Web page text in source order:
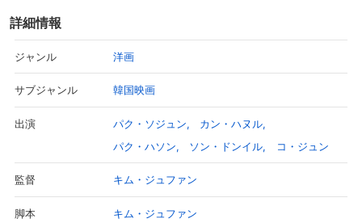
測不能な状況に出くわすこととなり…。
詳細情報
ジャンル 洋画
サブジャンル 韓国映画
出演 パク・ソジュン
カン・ハヌル
パク・ハソン
ソン・ドンイル コ・ジュン
監督 キム・ジュファン
脚本 キム・ジュファン